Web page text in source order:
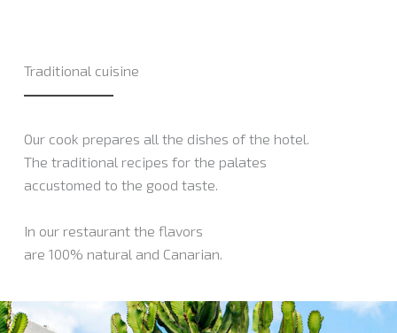
Traditional cuisine
Our cook prepares all the dishes of the hotel.
The traditional recipes for the palates
accustomed to the good taste.
In our restaurant the flavors
are 100% natural and Canarian.